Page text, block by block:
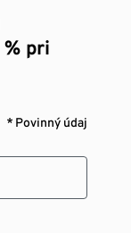
pri
* Povinný údaj